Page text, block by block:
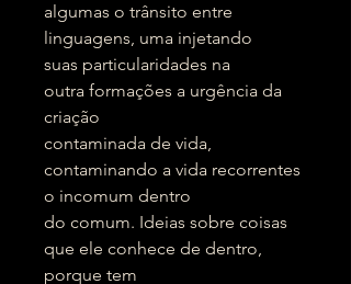
algumas o trânsito entre
linguagens, uma injetando
suas particularidades na
outra formações a urgência da
criação
contaminada de vida,
contaminando a vida recorrentes
o incomum dentro
do comum. Ideias sobre coisas
que ele conhece de dentro,
porque tem